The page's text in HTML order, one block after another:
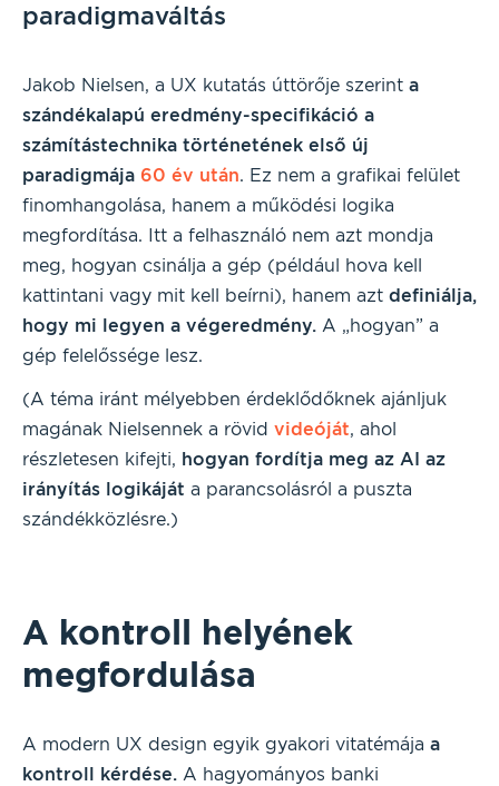
paradigmaváltás
Jakob Nielsen, a UX kutatás úttörője szerint a
szándékalapú eredmény-specifikáció a
számítástechnika történetének első új
paradigmája 60 év után. Ez nem a grafikai felület
finomhangolása, hanem a működési logika
megfordítása. Itt a felhasználó nem azt mondja
meg, hogyan csinálja a gép (például hova kell
kattintani vagy mit kell beírni), hanem azt definiálja,
hogy mi legyen a végeredmény. A „hogyan” a
gép felelőssége lesz.
(A téma iránt mélyebben érdeklődőknek ajánljuk
magának Nielsennek a rövid videóját, ahol
részletesen kifejti, hogyan fordítja meg az AI az
irányítás logikáját a parancsolásról a puszta
szándékközlésre.)
A kontroll helyének
megfordulása
A modern UX design egyik gyakori vitatémája a
kontroll kérdése. A hagyományos banki